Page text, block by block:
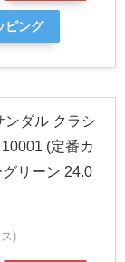
ピング
ンダル クラシ
(定番カ
リーン 24.0
)